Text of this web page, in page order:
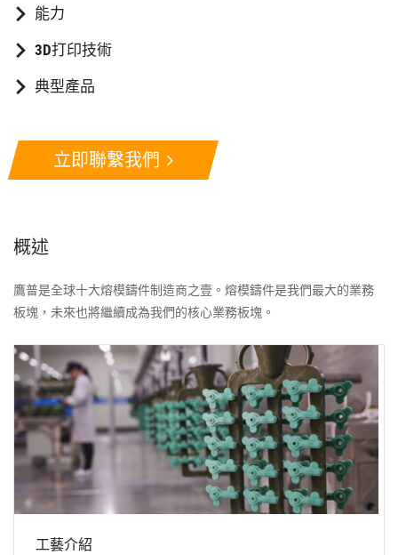
能力
3D打印技術
典型產品
立即聯繫我們
概述
鷹普是全球十大熔模鑄件制造商之壹。熔模鑄件是我們最大的業務
板塊，未來也將繼續成為我們的核心業務板塊。
工藝介紹